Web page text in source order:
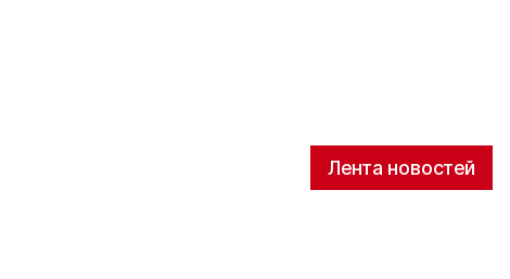
Лента новостей